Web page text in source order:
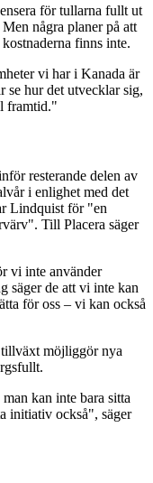
för tullarna fullt ut
några planer på att
finns inte.
vi har i Kanada är
se hur det utvecklar sig,
framtid."
resterande delen av
i enlighet med det
Lindquist för "en
Till Placera säger
vi inte använder
säger de att vi inte kan
för oss – vi kan också
tillväxt möjliggör nya
kan inte bara sitta
initiativ också", säger